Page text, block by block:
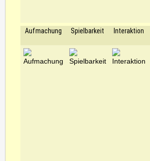
Aufmachung Spielbarkeit Interaktion